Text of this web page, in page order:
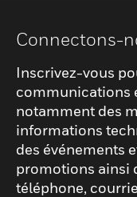
Connectons-
Inscrivez-vous
communications
notamment des
informations
des événements
promotions ainsi
téléphone,